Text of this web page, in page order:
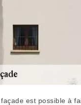
est possible à